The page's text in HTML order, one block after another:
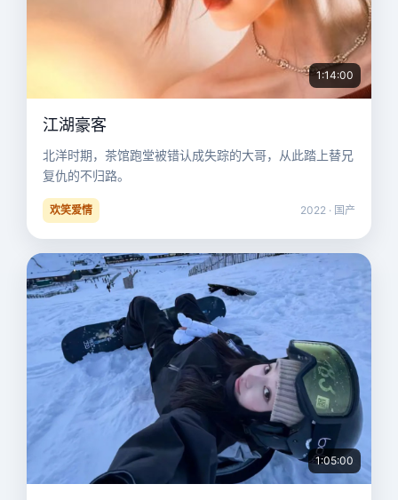
1:14:00
江湖豪客
北洋时期，茶馆跑堂被错认成失踪的大哥，从此踏上替兄
复仇的不归路。
欢笑爱情 2022 · 国产
1:05:00